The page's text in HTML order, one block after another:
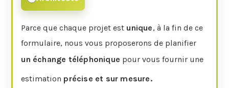
Parce que chaque projet est unique, à la fin de ce
formulaire, nous vous proposerons de planifier
un échange téléphonique pour vous fournir une
estimation précise et sur mesure.